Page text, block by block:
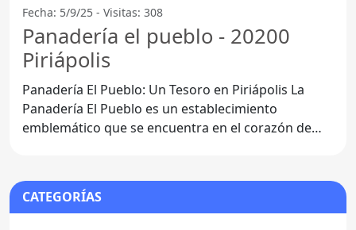
Fecha: 5/9/25 - Visitas: 308
Panadería el pueblo - 20200
Piriápolis
Panadería El Pueblo: Un Tesoro en Piriápolis La
Panadería El Pueblo es un establecimiento
emblemático que se encuentra en el corazón de
CATEGORÍAS